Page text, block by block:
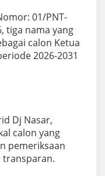
01/PNT-
tiga nama yang
calon Ketua
2026-2031
Dj Nasar,
calon yang
pemeriksaan
transparan.